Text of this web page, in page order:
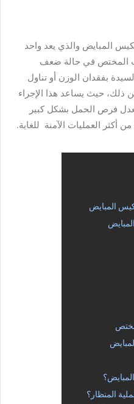
المبايض والذي يعد واحد
المختص في حالة ضعف
بفقدان الوزن أو تناول
ذلك، حيث يساعد هذا الإجراء
فرص الحمل بشكل كبير
أكثر العمليات الآمنة للغاية.
المبايض
المنظار؟